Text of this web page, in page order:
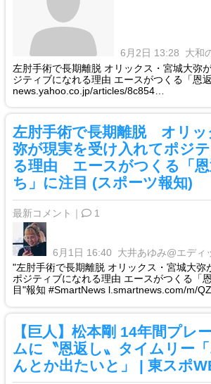
6月2日 13:28
大和
左肘手術で長期離脱 オリックス・宮城大弥
ジティブになれる理由 エースがつくる「恩
news.yahoo.co.jp/articles/8c854…
左肘手術で長期離脱 オリッ
弥が現実を受け入れてポジ
る理由 エースがつくる「恩
ち」に注目 (スポーツ報知)
最新コメント｜ 1
6月1日 16:40
大井あゆみ@エディ
"左肘手術で長期離脱 オリックス・宮城大弥
ポジティブになれる理由 エースがつくる「
目"報知 #SmartNews l.smartnews.com/m/
【巨人】松本剛 14年間プレ
ムに〝恩返し〟タイムリー
んとか出たいと」 | 東スポ